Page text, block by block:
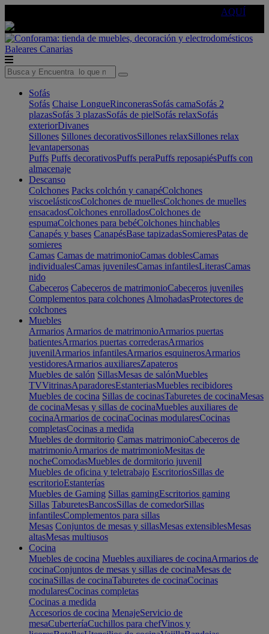
AQUÍ
Baleares Canarias
Sofás
Sofás Chaise LongueRinconerasSofás camaSofás 2
plazasSofás 3 plazasSofás de pielSofás relaxSofás
exteriorDivanes
Sillones Sillones decorativosSillones relaxSillones relax
levantapersonas
Puffs Puffs decorativosPuffs peraPuffs reposapiésPuffs con
almacenaje
Descanso
Colchones Packs colchón y canapéColchones
viscoelásticosColchones de muellesColchones de muelles
ensacadosColchones enrolladosColchones de
espumaColchones para bebéColchones hinchables
Canapés y bases CanapésBase tapizadasSomieresPatas de
somieres
Camas Camas de matrimonioCamas doblesCamas
individualesCamas juvenilesCamas infantilesLiterasCamas
nido
Cabeceros Cabeceros de matrimonioCabeceros juveniles
Complementos para colchones AlmohadasProtectores de
colchones
Muebles
Armarios Armarios de matrimonioArmarios puertas
batientesArmarios puertas correderasArmarios
juvenilArmarios infantilesArmarios esquinerosArmarios
vestidoresArmarios auxiliaresZapateros
Muebles de salón SillasMesas de salónMuebles
TVVitrinasAparadoresEstanteriasMuebles recibidores
Muebles de cocina Sillas de cocinasTaburetes de cocinaMesas
de cocinaMesas y sillas de cocinaMuebles auxiliares de
cocinaArmarios de cocinaCocinas modularesCocinas
completasCocinas a medida
Muebles de dormitorio Camas matrimonioCabeceros de
matrimonioArmarios de matrimonioMesitas de
nocheComodasMuebles de dormitorio juvenil
Muebles de oficina y teletrabajo EscritoriosSillas de
escritorioEstanterías
Muebles de Gaming Sillas gamingEscritorios gaming
Sillas TaburetesBancosSillas de comedorSillas
infantilesComplementos para sillas
Mesas Conjuntos de mesas y sillasMesas extensiblesMesas
altasMesas multiusos
Cocina
Muebles de cocina Muebles auxiliares de cocinaArmarios de
cocinaConjuntos de mesas y sillas de cocinaMesas de
cocinaSillas de cocinaTaburetes de cocinaCocinas
modularesCocinas completas
Cocinas a medida
Accesorios de cocina MenajeServicio de
mesaCuberteríaCuchillos para chefVinos y